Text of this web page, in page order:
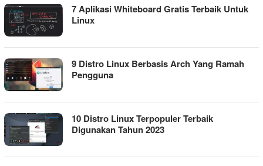
7 Aplikasi Whiteboard Gratis Terbaik Untuk
Linux
9 Distro Linux Berbasis Arch Yang Ramah
Pengguna
10 Distro Linux Terpopuler Terbaik
Digunakan Tahun 2023